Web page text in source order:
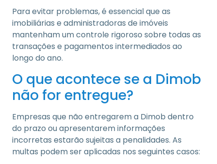
Para evitar problemas, é essencial que as
imobiliárias e administradoras de imóveis
mantenham um controle rigoroso sobre todas as
transações e pagamentos intermediados ao
longo do ano.
O que acontece se a Dimob
não for entregue?
Empresas que não entregarem a Dimob dentro
do prazo ou apresentarem informações
incorretas estarão sujeitas a penalidades. As
multas podem ser aplicadas nos seguintes casos: